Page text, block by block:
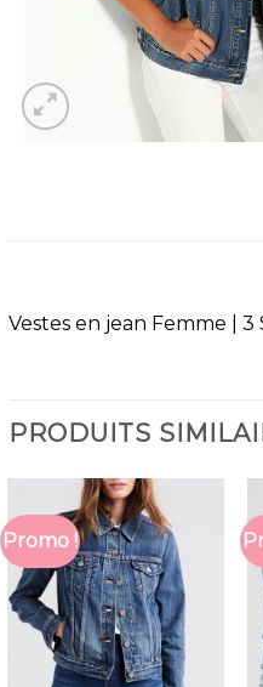
Vestes en jean Femme | 3
PRODUITS
Promo !